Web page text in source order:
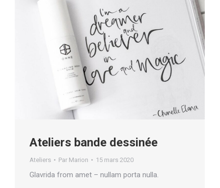
Ateliers bande dessinée
Ateliers Par Marion 15 mars 2020
Glavrida from amet – nullam porta nulla.